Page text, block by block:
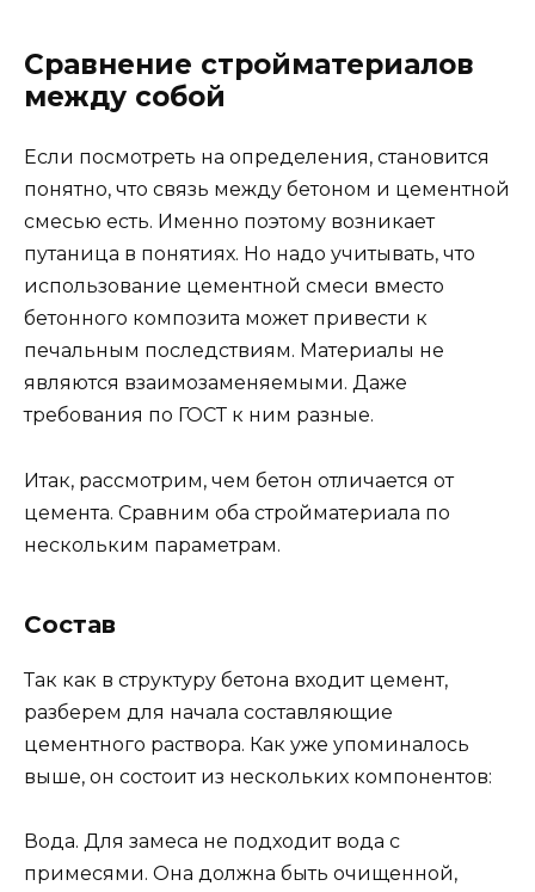
Сравнение стройматериалов
между собой
Если посмотреть на определения, становится
понятно, что связь между бетоном и цементной
смесью есть. Именно поэтому возникает
путаница в понятиях. Но надо учитывать, что
использование цементной смеси вместо
бетонного композита может привести к
печальным последствиям. Материалы не
являются взаимозаменяемыми. Даже
требования по ГОСТ к ним разные.
Итак, рассмотрим, чем бетон отличается от
цемента. Сравним оба стройматериала по
нескольким параметрам.
Состав
Так как в структуру бетона входит цемент,
разберем для начала составляющие
цементного раствора. Как уже упоминалось
выше, он состоит из нескольких компонентов:
Вода. Для замеса не подходит вода с
примесями. Она должна быть очищенной,